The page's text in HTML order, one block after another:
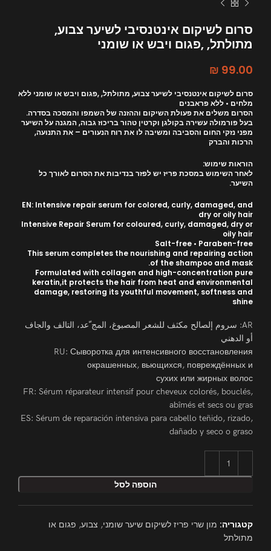
סרום לשיקום אינטנסיבי לשיער צבוע,
מתולתל, ,פגום ויבש או שומני
₪ 99.00
סרום לשיקום אינטנסיבי לשיער צבוע, מתולתל, ,פגום ויבש או שומני ללא
מלחים • ללא פראבנים
הסרום משלים את פעולת השיקום וההזנה של השמפו והמסכה בסדרה.
בעל פורמולה עשירה בקולגן וקרטין טהור בריכוז גבוה, המגנה על השיער
מפני נזקי החום והסביבה ומשיבה לו את רוח הנעורים – את התנועה,
הרכות והברק
הוראות שימוש:
לאחר השימוש במסכת פריז יש לפזר בנדיבות את הסרום לאורך כל
השיער.
EN: Intensive repair serum for colored, curly, damaged, and
dry or oily hair
Intensive Repair Serum for coloured, curly, damaged, dry or
oily hair
Salt-free • Paraben-free
This serum completes the nourishing and repairing action
of the shampoo and mask.
Formulated with collagen and high-concentration pure
keratin,it protects the hair from heat and environmental
damage, restoring its youthful movement, softness and
shine
AR: سروم إلصالح مكثف للشعر المصبوغ، المج ّعد، التالف والجاف
أو الدهني
RU: Сыворотка для интенсивного восстановления
окрашенных, вьющихся, повреждённых и
сухих или жирных волос
FR: Sérum réparateur intensif pour cheveux colorés, bouclés,
abîmés et secs ou gras
ES: Sérum de reparación intensiva para cabello teñido, rizado,
dañado y seco o graso
הוספה לסל
קטגוריה: מון שרי פריז לשיקום שיער שומני, צבוע, פגום או
מתולתל